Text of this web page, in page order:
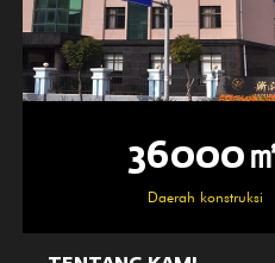
36000㎡
Daerah konstruksi